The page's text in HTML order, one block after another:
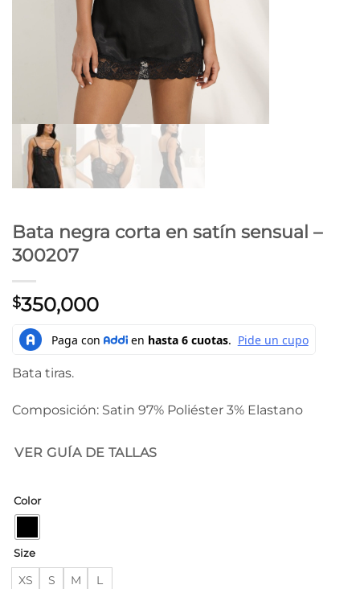
Bata negra corta en satín sensual –
300207
$350,000
Bata tiras.
Composición: Satin 97% Poliéster 3% Elastano
VER GUÍA DE TALLAS
Color
Size
XS S M L